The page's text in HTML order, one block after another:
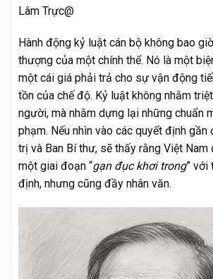
Lâm Trực@
Hành động kỷ luật cán bộ không bao
thượng của một chính thể. Nó là một
một cái giá phải trả cho sự vận động
tồn của chế độ. Kỷ luật không nhằm
người, mà nhằm dựng lại những chuẩn
phạm. Nếu nhìn vào các quyết định gần
trị và Ban Bí thư, sẽ thấy rằng Việt
một giai đoạn “gạn đục khơi trong” với
định, nhưng cũng đầy nhân văn.